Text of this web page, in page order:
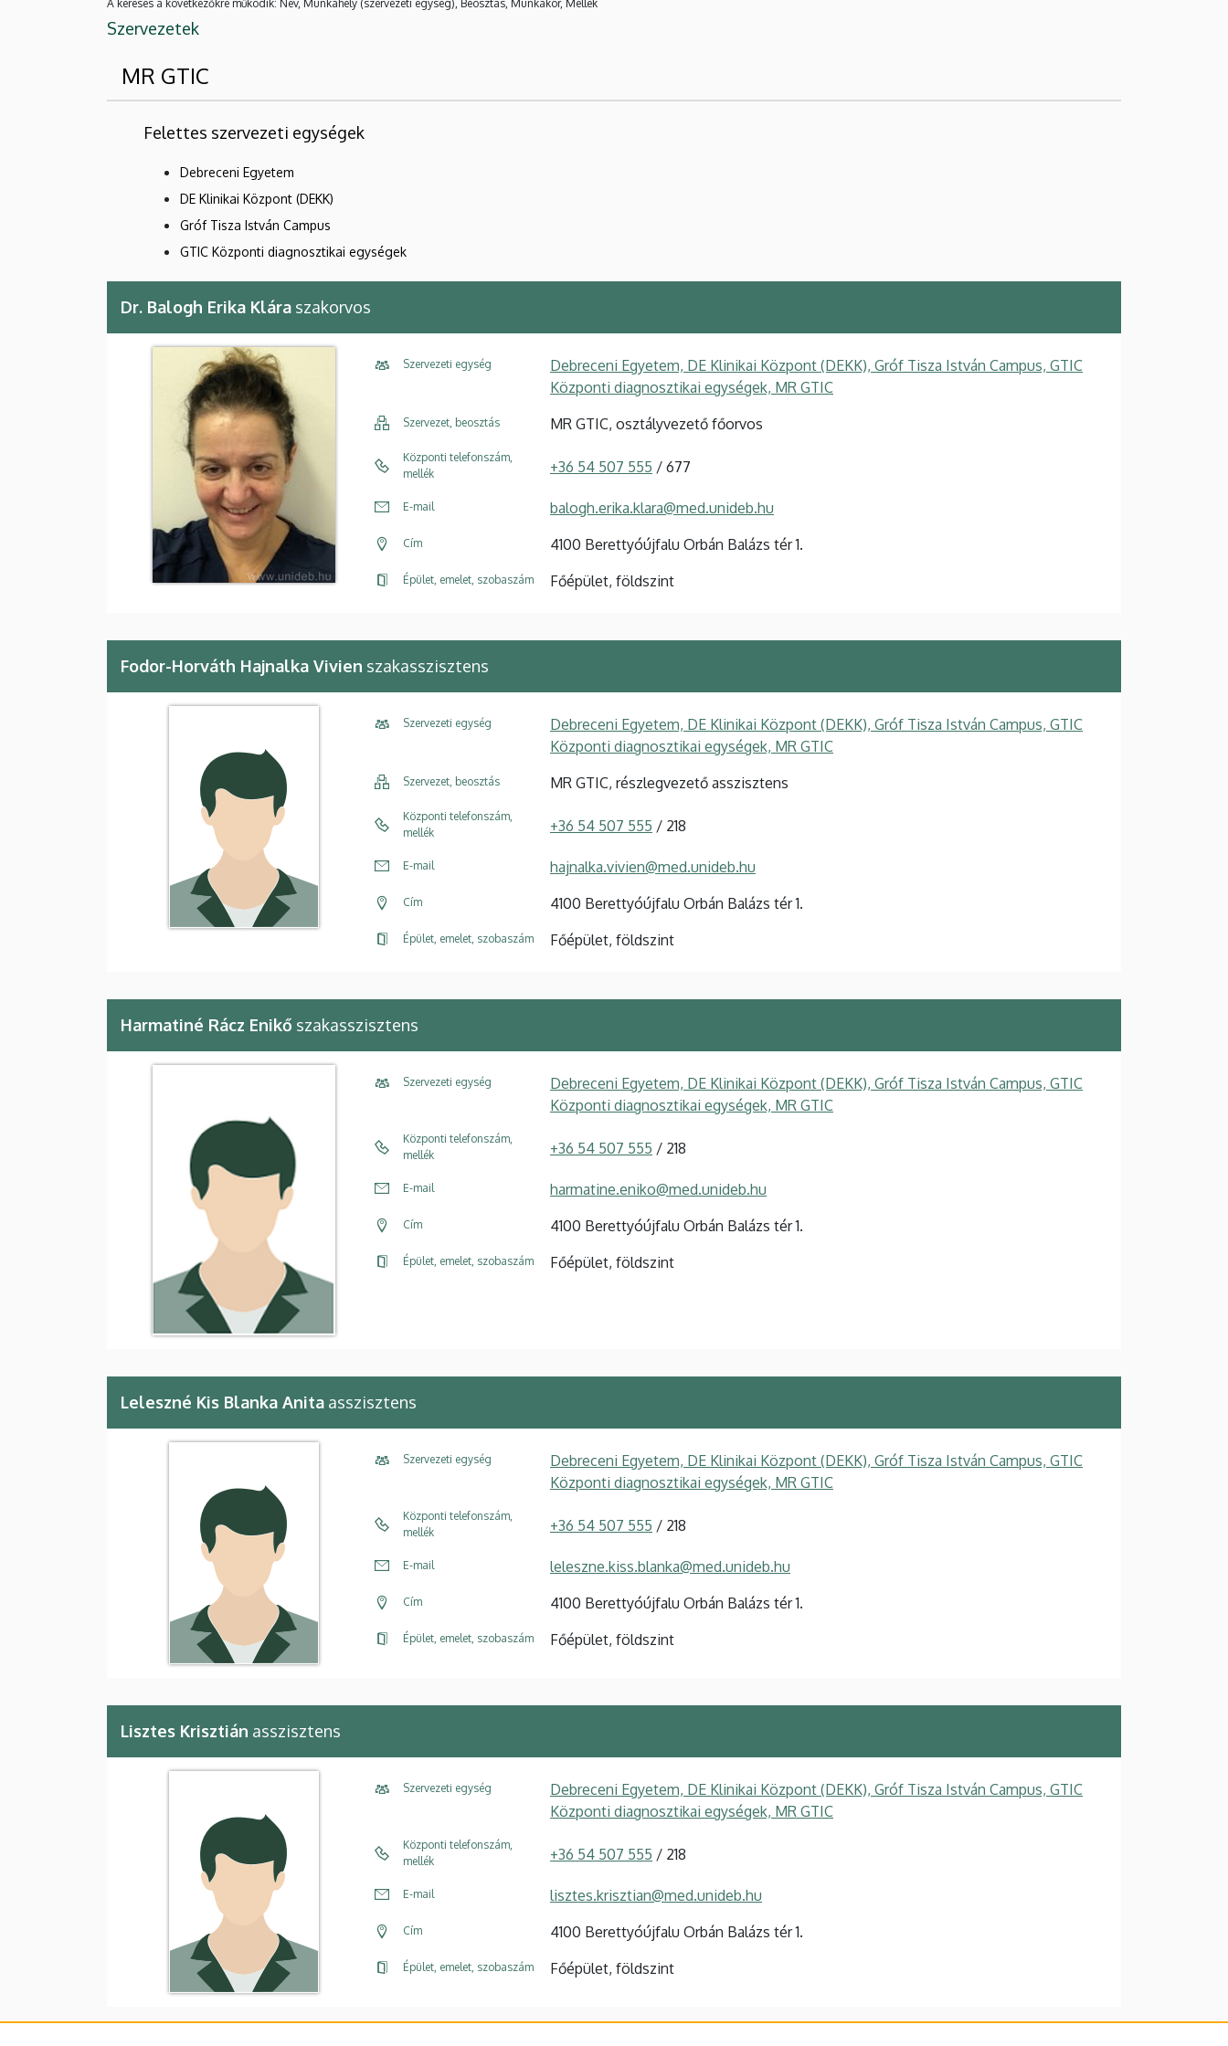
A keresés a következőkre működik: Név, Munkahely (szervezeti egység), Beosztás, Munkakör, Mellék
Szervezetek
MR GTIC
Felettes szervezeti egységek
Debreceni Egyetem
DE Klinikai Központ (DEKK)
Gróf Tisza István Campus
GTIC Központi diagnosztikai egységek
Dr. Balogh Erika Klára szakorvos
Szervezeti egység
Debreceni Egyetem, DE Klinikai Központ (DEKK), Gróf Tisza István Campus, GTIC
Központi diagnosztikai egységek, MR GTIC
Szervezet, beosztás MR GTIC, osztályvezető főorvos
Központi telefonszám,
mellék
+36 54 507 555 / 677
E-mail balogh.erika.klara@med.unideb.hu
Cím 4100 Berettyóújfalu Orbán Balázs tér 1.
Épület, emelet, szobaszám Főépület, földszint
Fodor-Horváth Hajnalka Vivien szakasszisztens
Szervezeti egység
Debreceni Egyetem, DE Klinikai Központ (DEKK), Gróf Tisza István Campus, GTIC
Központi diagnosztikai egységek, MR GTIC
Szervezet, beosztás MR GTIC, részlegvezető asszisztens
Központi telefonszám,
mellék
+36 54 507 555 / 218
E-mail hajnalka.vivien@med.unideb.hu
Cím 4100 Berettyóújfalu Orbán Balázs tér 1.
Épület, emelet, szobaszám Főépület, földszint
Harmatiné Rácz Enikő szakasszisztens
Szervezeti egység
Debreceni Egyetem, DE Klinikai Központ (DEKK), Gróf Tisza István Campus, GTIC
Központi diagnosztikai egységek, MR GTIC
Központi telefonszám,
mellék
+36 54 507 555 / 218
E-mail harmatine.eniko@med.unideb.hu
Cím 4100 Berettyóújfalu Orbán Balázs tér 1.
Épület, emelet, szobaszám Főépület, földszint
Leleszné Kis Blanka Anita asszisztens
Szervezeti egység
Debreceni Egyetem, DE Klinikai Központ (DEKK), Gróf Tisza István Campus, GTIC
Központi diagnosztikai egységek, MR GTIC
Központi telefonszám,
mellék
+36 54 507 555 / 218
E-mail leleszne.kiss.blanka@med.unideb.hu
Cím 4100 Berettyóújfalu Orbán Balázs tér 1.
Épület, emelet, szobaszám Főépület, földszint
Lisztes Krisztián asszisztens
Szervezeti egység
Debreceni Egyetem, DE Klinikai Központ (DEKK), Gróf Tisza István Campus, GTIC
Központi diagnosztikai egységek, MR GTIC
Központi telefonszám,
mellék
+36 54 507 555 / 218
E-mail lisztes.krisztian@med.unideb.hu
Cím 4100 Berettyóújfalu Orbán Balázs tér 1.
Épület, emelet, szobaszám Főépület, földszint